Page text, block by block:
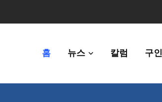
홈 뉴스 칼럼 구